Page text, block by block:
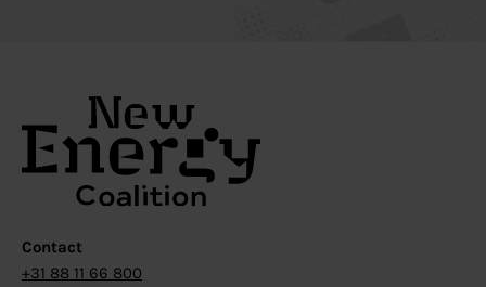
Contact
+31 88 11 66 800